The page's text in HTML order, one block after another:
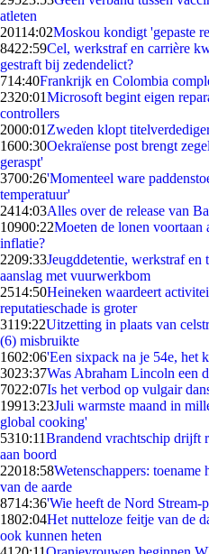
atleten
20114:02Moskou kondigt 'gepaste
8422:59Cel, werkstraf en carrière
gestraft bij zedendelict?
714:40Frankrijk en Colombia
2320:01Microsoft begint eigen
controllers
2000:01 Zweden klopt
1600:30Oekraïense post brengt
geraspt'
3700:26'Momenteel ware
temperatuur'
2414:03Alles over de release van
10900:22Moeten de lonen voortaan
inflatie?
2209:33Jeugddetentie, werkstraf en
aanslag met vuurwerkbom
2514:50Heineken waardeert
reputatieschade is groter
3119:22Uitzetting in plaats van
(6) misbruikte
1602:06'Een sixpack na je 54e, het
3023:37Was Abraham Lincoln een
7022:07Is het verbod op vulgair
19913:23Juli warmste maand in
global cooking'
5310:11Brandend vrachtschip drijft
aan boord
22018:58Wetenschappers:
van de aarde
8714:36'Wie heeft de Nord Stream-
1802:04Het nutteloze feitje van de
ook kunnen heten